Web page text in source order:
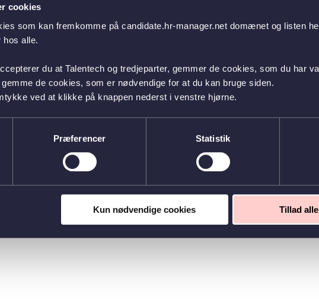
cookies
som kan fremkomme på candidate.hr-manager.net domænet og listen
hos alle.
du at Talentech og tredjeparter, gemmer de cookies, som du har
de cookies, som er nødvendige for at du kan bruge siden.
ved at klikke på knappen nederst i venstre hjørne.
Præferencer Statistik
Kun nødvendige cookies Tillad